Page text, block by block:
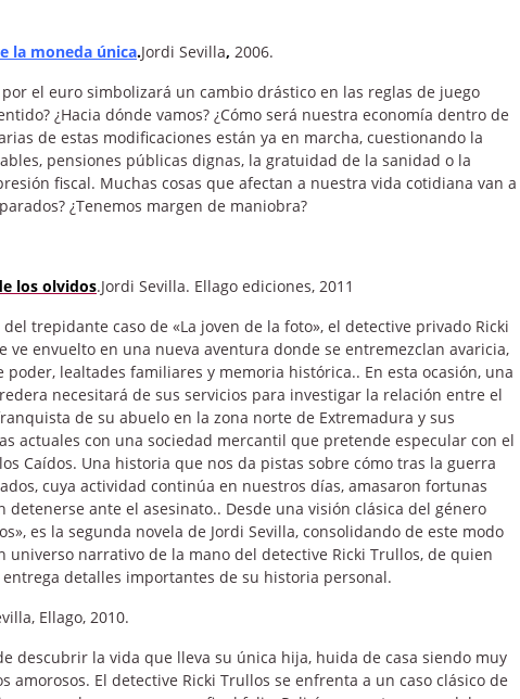
la moneda única.Jordi Sevilla, 2006.
el euro simbolizará un cambio drástico en las reglas de juego
¿Hacia dónde vamos? ¿Cómo será nuestra economía dentro de
de estas modificaciones están ya en marcha, cuestionando la
pensiones públicas dignas, la gratuidad de la sanidad o la
fiscal. Muchas cosas que afectan a nuestra vida cotidiana van a
¿Tenemos margen de maniobra?
los olvidos.Jordi Sevilla. Ellago ediciones, 2011
del trepidante caso de «La joven de la foto», el detective privado Ricki
ve envuelto en una nueva aventura donde se entremezclan avaricia,
poder, lealtades familiares y memoria histórica.. En esta ocasión, una
necesitará de sus servicios para investigar la relación entre el
de su abuelo en la zona norte de Extremadura y sus
actuales con una sociedad mercantil que pretende especular con el
Caídos. Una historia que nos da pistas sobre cómo tras la guerra
cuya actividad continúa en nuestros días, amasaron fortunas
ante el asesinato.. Desde una visión clásica del género
es la segunda novela de Jordi Sevilla, consolidando de este modo
narrativo de la mano del detective Ricki Trullos, de quien
detalles importantes de su historia personal.
Ellago, 2010.
descubrir la vida que lleva su única hija, huida de casa siendo muy
amorosos. El detective Ricki Trullos se enfrenta a un caso clásico de